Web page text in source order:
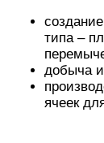
типа –
добыча
ячеек